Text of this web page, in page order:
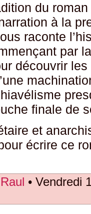
du
à la
raconte
par
découvrir
finale de
et
écrire ce
• Vendredi